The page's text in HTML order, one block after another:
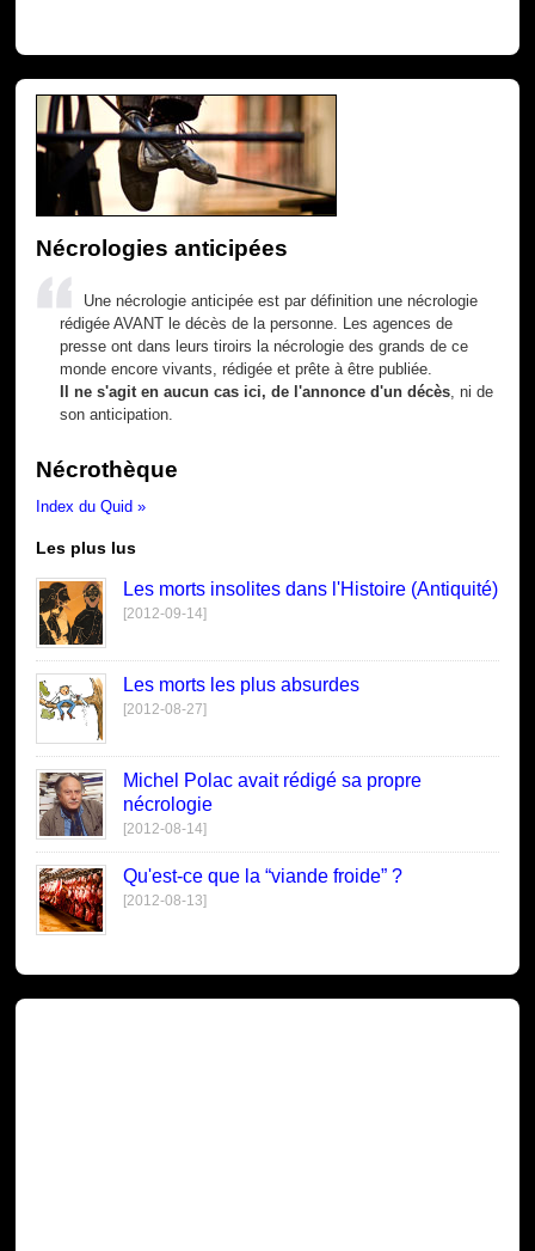
Nécrologies anticipées
Une nécrologie anticipée est par définition une nécrologie
rédigée AVANT le décès de la personne. Les agences de
presse ont dans leurs tiroirs la nécrologie des grands de ce
monde encore vivants, rédigée et prête à être publiée.
Il ne s'agit en aucun cas ici, de l'annonce d'un décès , ni de
son anticipation.
Nécrothèque
Index du Quid »
Les plus lus
Les morts insolites dans l'Histoire (Antiquité)
[2012-09-14]
Les morts les plus absurdes
[2012-08-27]
Michel Polac avait rédigé sa propre
nécrologie
[2012-08-14]
Qu'est-ce que la “viande froide” ?
[2012-08-13]